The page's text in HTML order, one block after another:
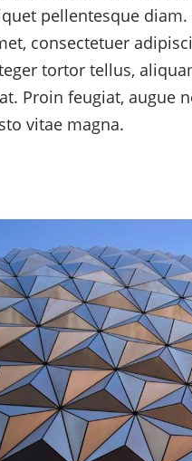
pellentesque
consectetuer
tortor tellus,
Proin feugiat, augue
vitae magna.